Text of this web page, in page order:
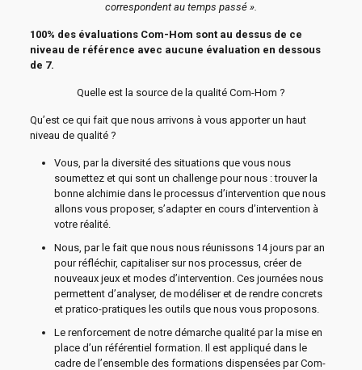
correspondent au temps passé ».
100% des évaluations Com-Hom sont au dessus de ce
niveau de référence avec aucune évaluation en dessous
de 7.
Quelle est la source de la qualité Com-Hom ?
Qu’est ce qui fait que nous arrivons à vous apporter un haut
niveau de qualité ?
Vous, par la diversité des situations que vous nous
soumettez et qui sont un challenge pour nous : trouver la
bonne alchimie dans le processus d’intervention que nous
allons vous proposer, s’adapter en cours d’intervention à
votre réalité.
Nous, par le fait que nous nous réunissons 14 jours par an
pour réfléchir, capitaliser sur nos processus, créer de
nouveaux jeux et modes d’intervention. Ces journées nous
permettent d’analyser, de modéliser et de rendre concrets
et pratico-pratiques les outils que nous vous proposons.
Le renforcement de notre démarche qualité par la mise en
place d’un référentiel formation. Il est appliqué dans le
cadre de l’ensemble des formations dispensées par Com-